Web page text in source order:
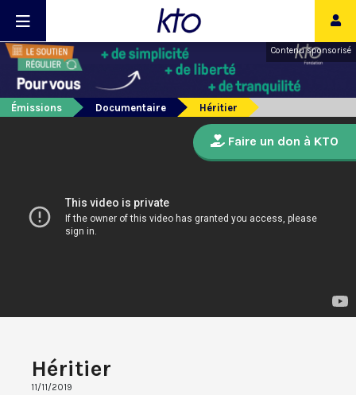
Contenu sponsorisé
Émissions Documentaire Héritier
Héritier
11/11/2019
Faire un don à KTO